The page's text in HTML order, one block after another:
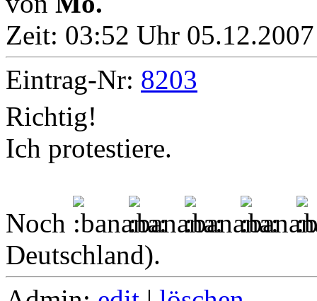
Zeit: 03:52 Uhr
Eintrag-Nr: 8203
Richtig!
Ich protestiere.
Noch
Deutschland).